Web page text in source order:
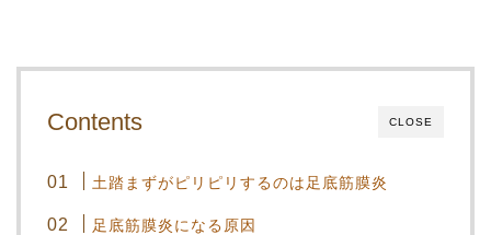
CLOSE
Contents
土踏まずがピリピリするのは足底筋膜炎
足底筋膜炎になる原因